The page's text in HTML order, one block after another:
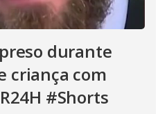
durante
criança com
#Shorts